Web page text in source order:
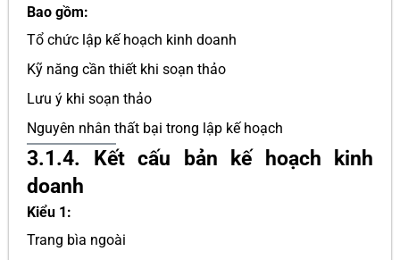
Bao gồm:
Tổ chức lập kế hoạch kinh doanh
Kỹ năng cần thiết khi soạn thảo
Lưu ý khi soạn thảo
Nguyên nhân thất bại trong lập kế hoạch
3.1.4. Kết cấu bản kế hoạch kinh
doanh
Kiểu 1:
Trang bìa ngoài